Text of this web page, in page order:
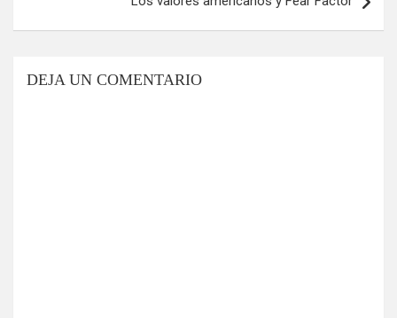
DEJA UN COMENTARIO